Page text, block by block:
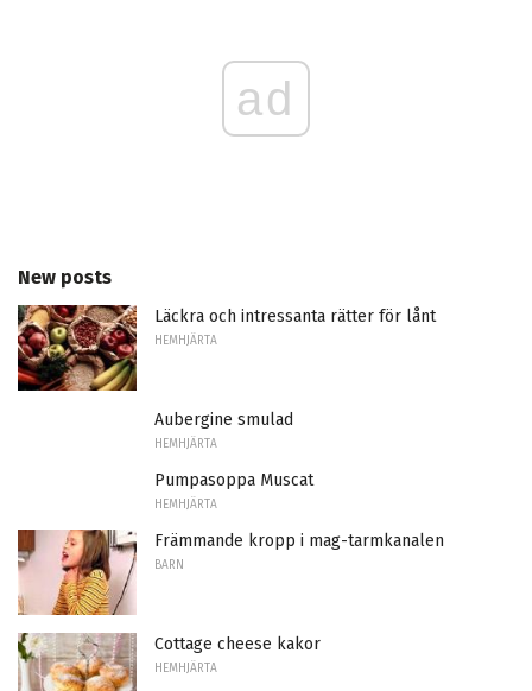
ad
New posts
Läckra och intressanta rätter för lånt
HEMHJÄRTA
Aubergine smulad
HEMHJÄRTA
Pumpasoppa Muscat
HEMHJÄRTA
Främmande kropp i mag-tarmkanalen
BARN
Cottage cheese kakor
HEMHJÄRTA